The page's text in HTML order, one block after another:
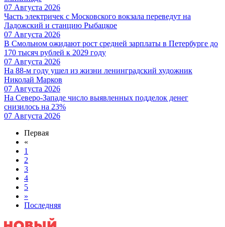
07 Августа 2026
Часть электричек с Московского вокзала переведут на
Ладожский и станцию Рыбацкое
07 Августа 2026
В Смольном ожидают рост средней зарплаты в Петербурге до
170 тысяч рублей к 2029 году
07 Августа 2026
На 88-м году ушел из жизни ленинградский художник
Николай Марков
07 Августа 2026
На Северо-Западе число выявленных подделок денег
снизилось на 23%
07 Августа 2026
Первая
«
1
2
3
4
5
»
Последняя